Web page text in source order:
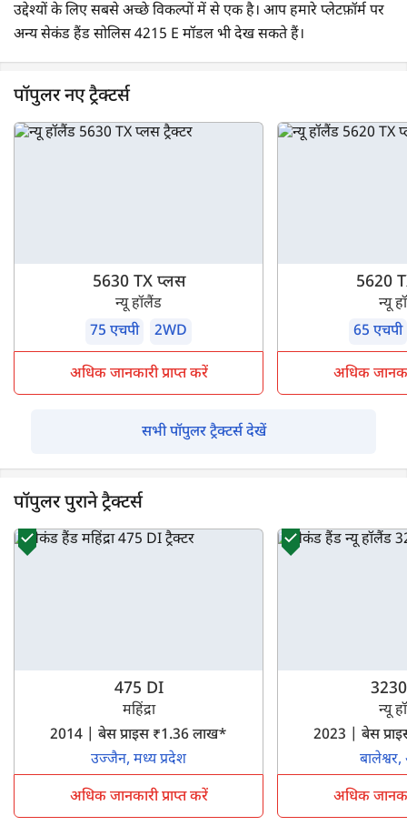
उद्देश्यों के लिए सबसे अच्छे विकल्पों में से एक है। आप हमारे प्लेटफ़ॉर्म पर
अन्य सेकंड हैंड सोलिस 4215 E मॉडल भी देख सकते हैं।
पॉपुलर नए ट्रैक्टर्स
5630 TX प्लस
न्यू हॉलैंड
75 एचपी
2WD
अधिक जानकारी प्राप्त करें
5620
न्यू
65 एचपी
अधिक
सभी पॉपुलर ट्रैक्टर्स देखें
पॉपुलर पुराने ट्रैक्टर्स
475 DI
महिंद्रा
2014 | बेस प्राइस ₹1.36 लाख*
उज्जैन, मध्य प्रदेश
अधिक जानकारी प्राप्त करें
न्यू
2023 | बेस
अधिक